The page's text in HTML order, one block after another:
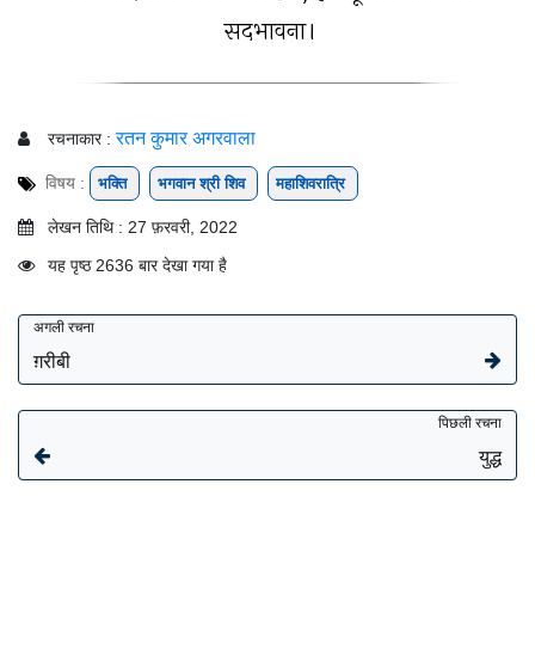
सदभावना।
रचनाकार : रतन कुमार अगरवाला
विषय : भक्ति भगवान श्री शिव महाशिवरात्रि
लेखन तिथि : 27 फ़रवरी, 2022
यह पृष्ठ 2636 बार देखा गया है
अगली रचना
ग़रीबी
पिछली रचना
युद्ध